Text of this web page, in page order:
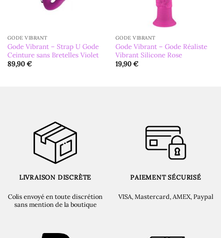
GODE VIBRANT
Gode Vibrant – Strap U Gode
Ceinture sans Bretelles Violet
89,90€
GODE VIBRANT
Gode Vibrant – Gode Réaliste
Vibrant Silicone Rose
19,90€
LIVRAISON DISCRÈTE
Colis envoyé en toute discrétion
sans mention de la boutique
PAIEMENT SÉCURISÉ
VISA, Mastercard, AMEX, Paypal